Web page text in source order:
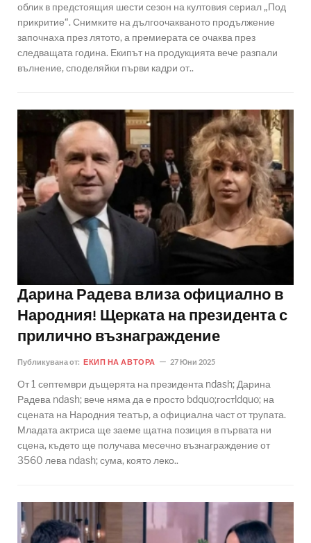
облик в предстоящия шести сезон на култовия сериал „Под
прикритие“. Снимките на дългоочакваното продължение
започнаха през лятото, а премиерата се очаква през
следващата година. Екипът на продукцията вече разпали
вълнение, споделяйки първи кадри от..
Дарина Радева влиза официално в
Народния! Щерката на президента с
прилично възнаграждение
Публикувана от: ЕКИП НА АВТОРА 27 Юни 2025
От 1 септември дъщерята на президента ndash; Дарина
Радева ndash; вече няма да е просто bdquo;гостldquo; на
сцената на Народния театър, а официална част от трупата.
Младата актриса ще заеме щатна позиция в първата ни
сцена, където ще получава месечно възнаграждение от
3560 лева ndash; сума, която леко..